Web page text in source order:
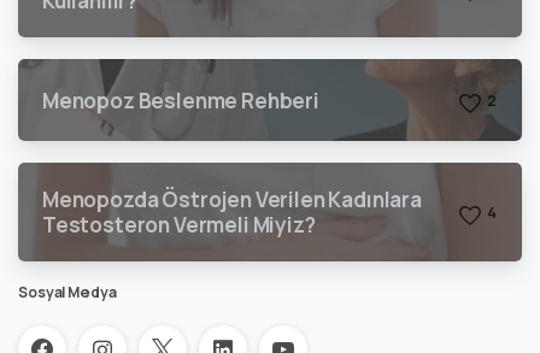
Menopoz Beslenme Rehberi 2
Menopozda Östrojen Verilen Kadınlara
Testosteron Vermeli Miyiz?
4
Sosyal Medya